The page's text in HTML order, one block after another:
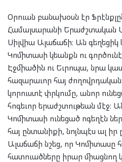
Օրուան բանախօսն էր
Համալսարանի Երաժշտական
Սիլվիա Ալաճաճի։ Ան գեղեցիկ
Կոմիտասի կեանքն ու
Էջմիածին ու Եւրոպա, նրա
հազարաւոր հայ ժողովրդական
կորուստէ փրկումը, անոր
հոգեւոր երաժշտութեան մէջ։
Կոմիտասի ունեցած ոգեղէն
հայ ընտանիքի, նոյնպէս ալ
Ալաճաճի նշեց, որ Կոմիտասը
հատուածները իրար միացնող